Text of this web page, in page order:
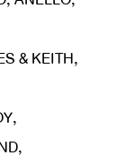
& KEITH,